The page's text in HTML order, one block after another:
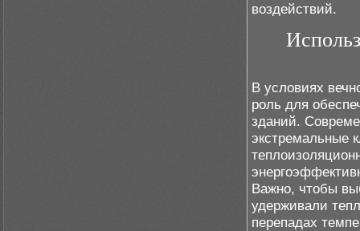
воздействий.
В условиях
роль для
зданий.
экстремальные
Важно, чтобы
удерживали
перепадах